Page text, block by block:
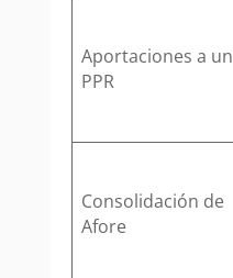
Aportaciones a un
PPR
Consolidación de
Afore